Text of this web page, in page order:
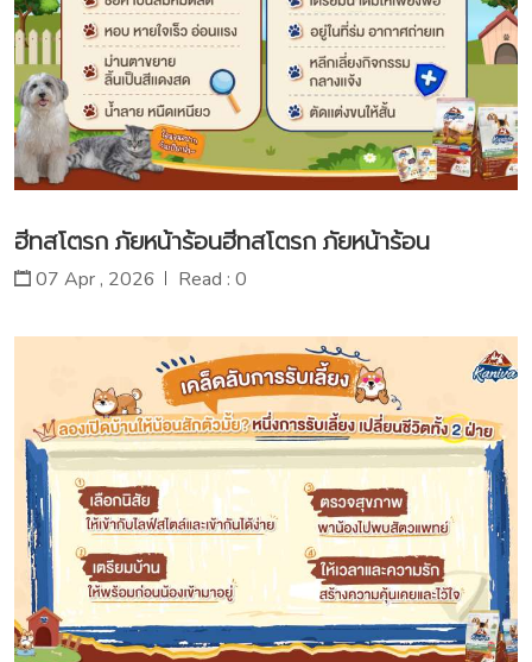
ฮีทสโตรก ภัยหน้าร้อนฮีทสโตรก ภัยหน้าร้อน
07 Apr , 2026 Read : 0